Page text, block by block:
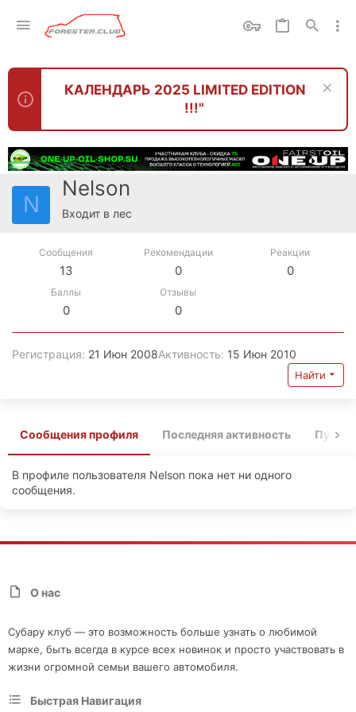
КАЛЕНДАРЬ 2025 LIMITED EDITION
!!!"
N
Nelson
Входит в лес
Сообщения
13
Рекомендации
0
Реакции
0
Баллы
0
Отзывы
0
Регистрация 21 Июн 2008Активность 15 Июн 2010
Найти
Сообщения профиля Последняя активность
В профиле пользователя Nelson пока нет ни одного
сообщения.
О нас
Субару клуб — это возможность больше узнать о любимой
марке, быть всегда в курсе всех новинок и просто участвовать в
жизни огромной семьи вашего автомобиля.
Быстрая Навигация